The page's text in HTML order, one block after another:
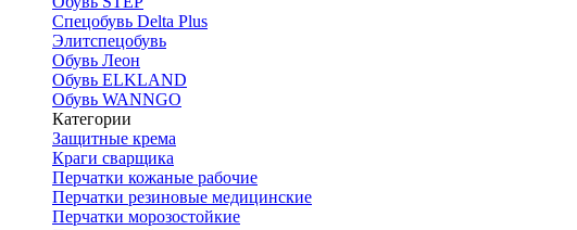
Спецобувь Delta Plus
Элитспецобувь
Обувь Леон
Обувь ELKLAND
Обувь WANNGO
Категории
Защитные крема
Краги сварщика
Перчатки кожаные рабочие
Перчатки резиновые медицинские
Перчатки морозостойкие